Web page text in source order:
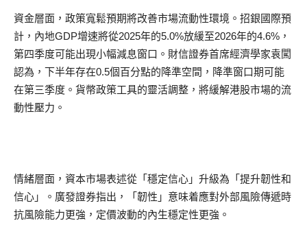
資金層面，政策寬鬆預期將改善市場流動性環境。招銀國際預
計，內地GDP增速將從2025年的5.0%放緩至2026年的4.6%，
第四季度可能出現小幅減息窗口。財信證券首席經濟學家袁闖
認為，下半年存在0.5個百分點的降準空間，降準窗口期可能
在第三季度。貨幣政策工具的靈活調整，將緩解港股市場的流
動性壓力。
情緒層面，資本市場表述從「穩定信心」升級為「提升韌性和
信心」。廣發證券指出，「韌性」意味着應對外部風險傳遞時
抗風險能力更強，定價波動的內生穩定性更強。